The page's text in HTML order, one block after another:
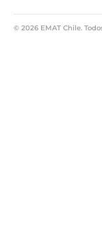
© 2026 EMAT Chile.